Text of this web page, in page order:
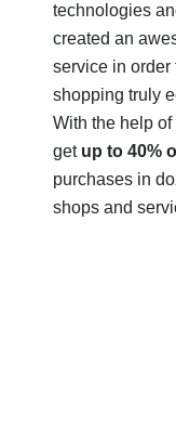
technologies
created an
service in order
shopping truly
With the help
get up to 40%
purchases in
shops and